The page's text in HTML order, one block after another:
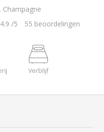
Champagne
4.9 /5 55 beoordelingen
Verblijf